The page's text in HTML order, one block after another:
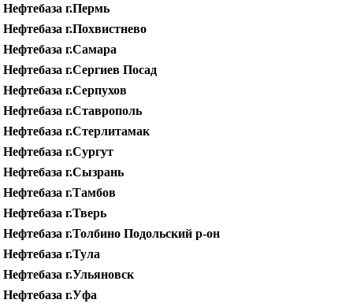
Нефтебаза г.Пермь
Нефтебаза г.Похвистнево
Нефтебаза г.Самара
Нефтебаза г.Сергиев Посад
Нефтебаза г.Серпухов
Нефтебаза г.Ставрополь
Нефтебаза г.Стерлитамак
Нефтебаза г.Сургут
Нефтебаза г.Сызрань
Нефтебаза г.Тамбов
Нефтебаза г.Тверь
Нефтебаза г.Толбино Подольский р-он
Нефтебаза г.Тула
Нефтебаза г.Ульяновск
Нефтебаза г.Уфа